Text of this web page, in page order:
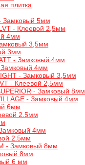
плитка
Замковый 5мм
- Клеевой 2,5мм
4мм
3,5мм
3мм
- Замковый 4мм
Замковый 4мм
- Замковый 3,5мм
- Клеевой 2,5мм
- Замковый 8мм
- Замковый 4мм
6мм
2.5мм
4мм
2.5мм
- Замковый 8мм
8мм
6 мм